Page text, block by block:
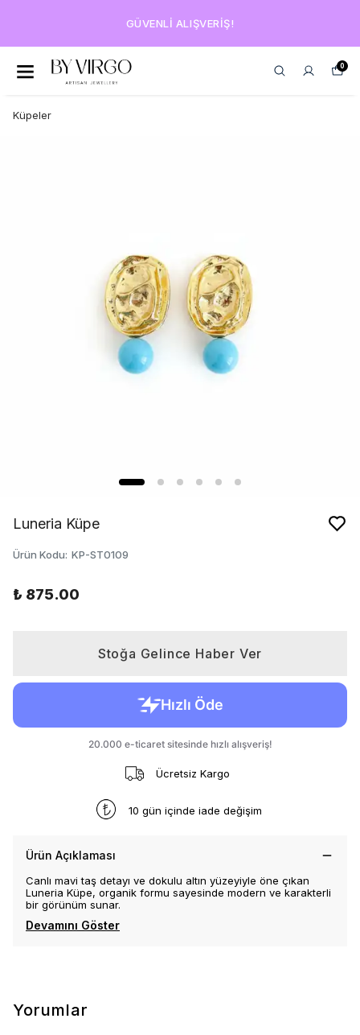
GÜVENLI ALIŞVERIŞ!
0
Küpeler
Luneria Küpe
Ürün Kodu: KP-ST0109
₺ 875.00
Stoğa Gelince Haber Ver
Ücretsiz Kargo
10 gün içinde iade değişim
Ürün Açıklaması
Canlı mavi taş detayı ve dokulu altın yüzeyiyle öne çıkan
Luneria Küpe, organik formu sayesinde modern ve karakterli
bir görünüm sunar.
Devamını Göster
Yorumlar